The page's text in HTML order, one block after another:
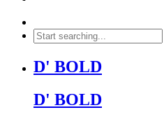
D' BOLD
D' BOLD